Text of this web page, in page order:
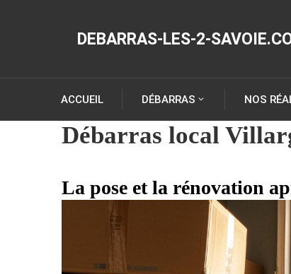
DEBARRAS-LES-2-
ACCUEIL DÉBARRAS NOS
Débarras local
La pose et la rénovation